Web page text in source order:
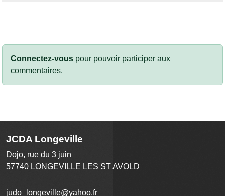
Connectez-vous pour pouvoir participer aux
commentaires.
JCDA Longeville
Dojo, rue du 3 juin
57740 LONGEVILLE LES ST AVOLD
judo_longeville@yahoo.fr